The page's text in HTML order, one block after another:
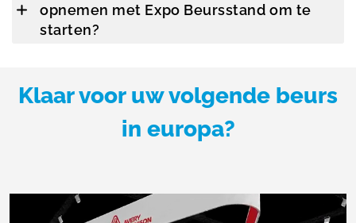
opnemen met Expo Beursstand om te
starten?
Klaar voor uw volgende beurs
in europa?